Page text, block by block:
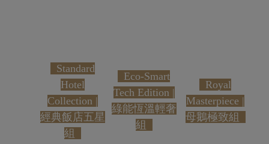
Standard
Hotel
Collection |
經典飯店五星
組
Eco-Smart
Tech Edition |
綠能恆溫輕奢
組
Royal
Masterpiece |
母鵝極致組